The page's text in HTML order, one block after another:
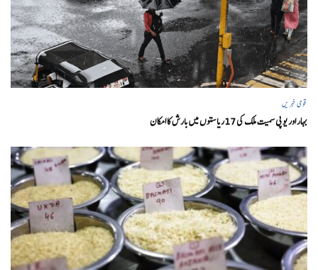
قومی خبریں
بہار اور یو پی سمیت ملک کی 17ریاستوں میں بارش کا امکان